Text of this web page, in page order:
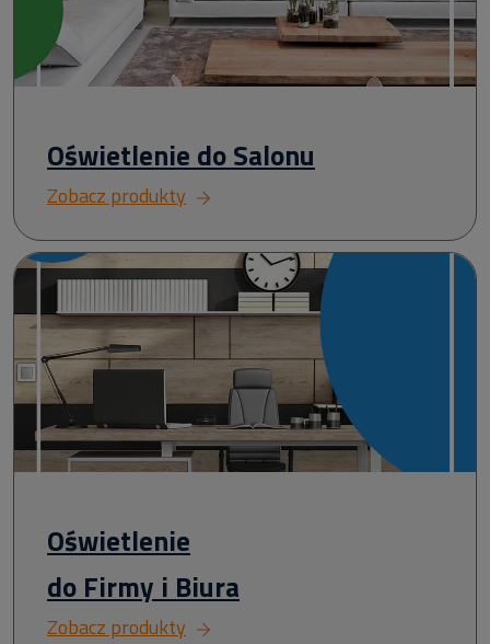
Oświetlenie do Salonu
Zobacz produkty
Oświetlenie
do Firmy i Biura
Zobacz produkty